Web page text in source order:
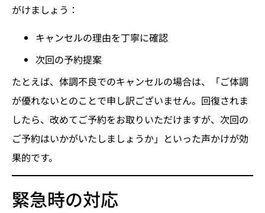
がけましょう：
キャンセルの理由を丁寧に確認
次回の予約提案
たとえば、体調不良でのキャンセルの場合は、「ご体調
が優れないとのことで申し訳ございません。回復されま
したら、改めてご予約をお取りいただけますが、次回の
ご予約はいかがいたしましょうか」といった声かけが効
果的です。
緊急時の対応